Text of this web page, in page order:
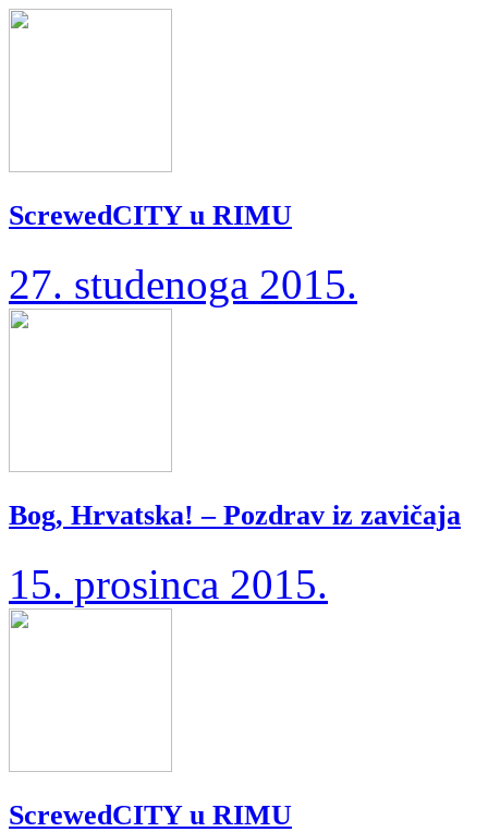
ScrewedCITY u RIMU
27. studenoga 2015.
Bog, Hrvatska! – Pozdrav iz zavičaja
15. prosinca 2015.
ScrewedCITY u RIMU